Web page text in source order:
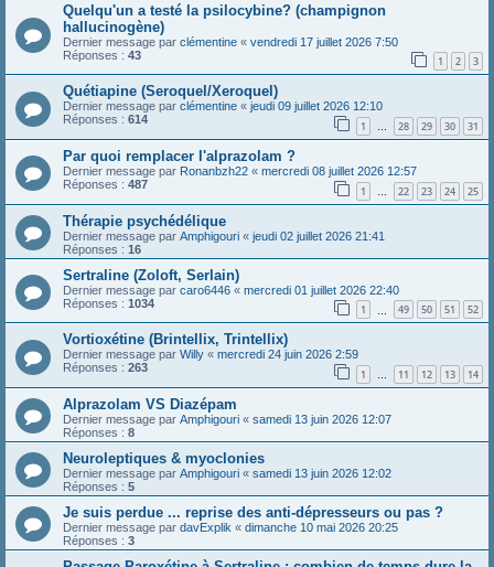
Quelqu'un a testé la psilocybine? (champignon
hallucinogène)
Dernier message par clémentine « vendredi 17 juillet 2026 7:50
Réponses : 43 1 2 3
Quétiapine (Seroquel/Xeroquel)
Dernier message par clémentine « jeudi 09 juillet 2026 12:10
Réponses : 614 1 … 28 29 30 31
Par quoi remplacer l'alprazolam ?
Dernier message par Ronanbzh22 « mercredi 08 juillet 2026 12:57
Réponses : 487 1 … 22 23 24 25
Thérapie psychédélique
Dernier message par Amphigouri « jeudi 02 juillet 2026 21:41
Réponses : 16
Sertraline (Zoloft, Serlain)
Dernier message par caro6446 « mercredi 01 juillet 2026 22:40
Réponses : 1034 1 49 50 51 52
Vortioxétine (Brintellix, Trintellix)
Dernier message par Willy « mercredi 24 juin 2026 2:59
Réponses : 263 1 … 11 12 13 14
Alprazolam VS Diazépam
Dernier message par Amphigouri « samedi 13 juin 2026 12:07
Réponses : 8
Neuroleptiques & myoclonies
Dernier message par Amphigouri « samedi 13 juin 2026 12:02
Réponses : 5
Je suis perdue ... reprise des anti-dépresseurs ou pas ?
Dernier message par davExplik « dimanche 10 mai 2026 20:25
Réponses : 3